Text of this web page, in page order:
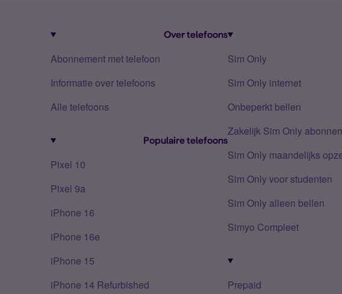
Over telefoons
Abonnement met telefoon
Informatie over telefoons
Alle telefoons
Populaire telefoons
Pixel 10
Pixel 9a
iPhone 16
iPhone 16e
iPhone 15
iPhone 14 Refurbished
Sim Only
Sim Only internet
Onbeperkt bellen
Zakelijk Sim Only
Sim Only maandelijks
Sim Only voor studenten
Sim Only alleen bellen
Simyo Compleet
Prepaid